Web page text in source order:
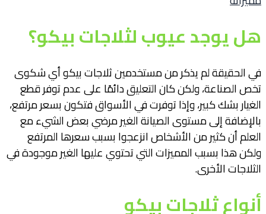
هل يوجد عيوب لثلاجات بيكو؟
في الحقيقة لم يذكر من مستخدمين ثلاجات بيكو أي شكوى
تخص الصناعة، ولكن كان التعليق دائمًا على عدم توفر قطع
الغيار بشك كبير، وإذا توفرت في الأسواق فتكون بسعر مرتفع،
بالإضافة إلى مستوى الصيانة الغير مرضي بعض الشيء مع
العلم أن كثير من الأشخاص انزعجوا بسبب سعرها المرتفع
ولكن هذا بسبب المميزات التي تحتوي عليها الغير موجودة في
الثلاجات الأخرى.
أنواع ثلاجات بيكو